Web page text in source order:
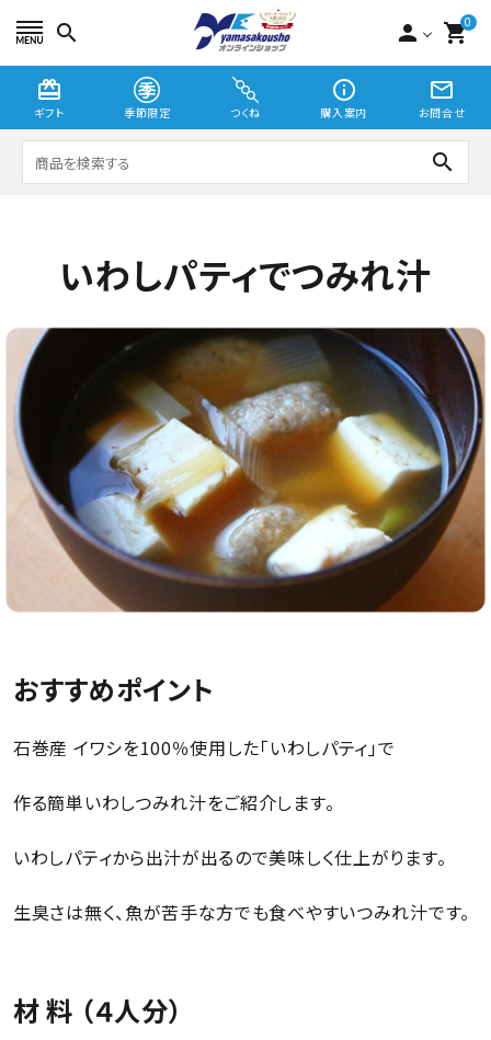
search person 0
shopping_cart
card_giftcard
ギフト 季節限定 つくね
info_outline
購入案内
mail_outline
お問合せ
search
つくね
贈り物
いわしパティでつみれ汁
おすすめポイント
石巻産 イワシを100％使用した｢いわしパティ｣で
作る簡単いわしつみれ汁をご紹介します。
いわしパティから出汁が出るので美味しく仕上がります。
生臭さは無く、魚が苦手な方でも食べやすいつみれ汁です。
材 料 （４人分）